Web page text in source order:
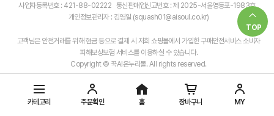
카테고리 주문확인 홈 장바구니 MY
사업자등록번호 : 421-88-02222 통신판매업신고번호 : 제 2025-서울영등포-1983호
개인정보관리자 : 김영일 (squash01@aisoul.co.kr)
고객님은 안전거래를 위해 현금 등으로 결제 시 저희 쇼핑몰에서 가입한 구매안전서비스 소비자
피해보상보험 서비스를 이용하실 수 있습니다.
Copyright © 꾹AI온누리몰. All rights reserved.
TOP